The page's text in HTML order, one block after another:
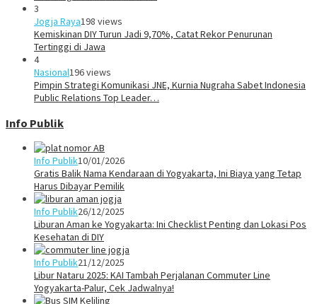
3
Jogja Raya198 views
Kemiskinan DIY Turun Jadi 9,70%, Catat Rekor Penurunan
Tertinggi di Jawa
4
Nasional196 views
Pimpin Strategi Komunikasi JNE, Kurnia Nugraha Sabet Indonesia
Public Relations Top Leader…
Info Publik
Info Publik10/01/2026
Gratis Balik Nama Kendaraan di Yogyakarta, Ini Biaya yang Tetap
Harus Dibayar Pemilik
Info Publik26/12/2025
Liburan Aman ke Yogyakarta: Ini Checklist Penting dan Lokasi Pos
Kesehatan di DIY
Info Publik21/12/2025
Libur Nataru 2025: KAI Tambah Perjalanan Commuter Line
Yogyakarta-Palur, Cek Jadwalnya!